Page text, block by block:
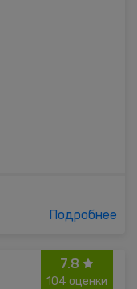
Подробнее
7.8
104 оценки